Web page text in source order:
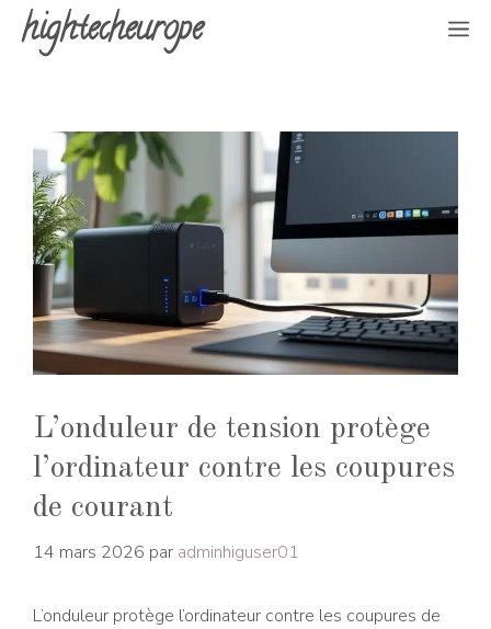
Allerhightecheurope
L’onduleur de tension protège
l’ordinateur contre les coupures
de courant
14 mars 2026 par adminhiguser01
L’onduleur protège l’ordinateur contre les coupures de